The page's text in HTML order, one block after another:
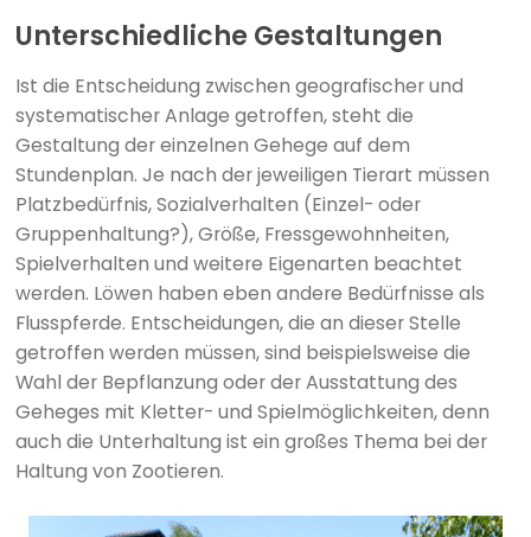
Unterschiedliche Gestaltungen
Ist die Entscheidung zwischen geografischer und
systematischer Anlage getroffen, steht die
Gestaltung der einzelnen Gehege auf dem
Stundenplan. Je nach der jeweiligen Tierart müssen
Platzbedürfnis, Sozialverhalten (Einzel- oder
Gruppenhaltung?), Größe, Fressgewohnheiten,
Spielverhalten und weitere Eigenarten beachtet
werden. Löwen haben eben andere Bedürfnisse als
Flusspferde. Entscheidungen, die an dieser Stelle
getroffen werden müssen, sind beispielsweise die
Wahl der Bepflanzung oder der Ausstattung des
Geheges mit Kletter- und Spielmöglichkeiten, denn
auch die Unterhaltung ist ein großes Thema bei der
Haltung von Zootieren.